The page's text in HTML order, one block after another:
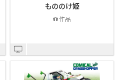
もののけ姫
作品